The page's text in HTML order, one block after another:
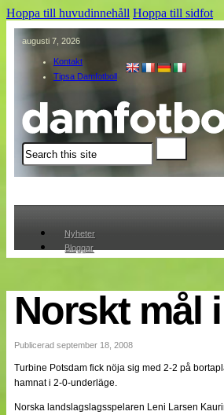
Hoppa till huvudinnehåll Hoppa till sidfot
augusti 7, 2026
Kontakt
Tipsa Damfotboll
Sök
Nyheter
Bloggar
Cuper
Medlemmar
Medlemsbilder
Om oss
Norskt mål
Publicerad september 18, 2008
Turbine Potsdam fick nöja sig med 2-2 på
hamnat i 2-0-underläge.
Norska landslagslagsspelaren Leni Larsen